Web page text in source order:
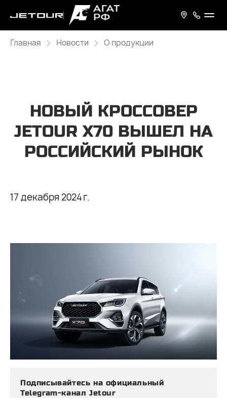
Главная Новости О продукции
НОВЫЙ КРОССОВЕР
JETOUR X70 ВЫШЕЛ НА
РОССИЙСКИЙ РЫНОК
17 декабря 2024 г.
Подписывайтесь на официальный
Telegram-канал Jetour